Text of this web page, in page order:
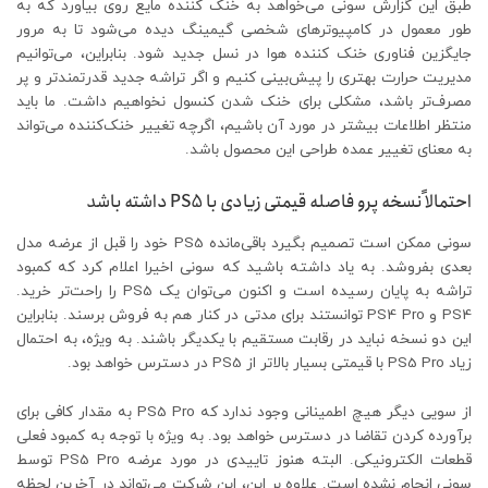
طبق این گزارش سونی می‌خواهد به خنک کننده مایع روی بیاورد که به
طور معمول در کامپیوترهای شخصی گیمینگ دیده می‌شود تا به مرور
جایگزین فناوری خنک کننده هوا در نسل جدید شود. بنابراین، می‌توانیم
مدیریت حرارت بهتری را پیش‌بینی کنیم و اگر تراشه جدید قدرتمندتر و پر
مصرف‌تر باشد، مشکلی برای خنک شدن کنسول نخواهیم داشت. ما باید
منتظر اطلاعات بیشتر در مورد آن باشیم، اگرچه تغییر خنک‌کننده می‌تواند
به معنای تغییر عمده طراحی این محصول باشد.
احتمالاً نسخه پرو فاصله قیمتی زیادی با PS5 داشته باشد
سونی ممکن است تصمیم بگیرد باقی‌مانده PS5 خود را قبل از عرضه مدل
بعدی بفروشد. به یاد داشته باشید که سونی اخیرا اعلام کرد که کمبود
تراشه به پایان رسیده است و اکنون می‌توان یک PS5 را راحت‌تر خرید.
PS4 و PS4 Pro توانستند برای مدتی در کنار هم به فروش برسند. بنابراین
این دو نسخه نباید در رقابت مستقیم با یکدیگر باشند. به ویژه، به احتمال
زیاد PS5 Pro با قیمتی بسیار بالاتر از PS5 در دسترس خواهد بود.
از سویی دیگر هیچ اطمینانی وجود ندارد که PS5 Pro به مقدار کافی برای
برآورده کردن تقاضا در دسترس خواهد بود. به ویژه با توجه به کمبود فعلی
قطعات الکترونیکی. البته هنوز تاییدی در مورد عرضه PS5 Pro توسط
سونی انجام نشده است. علاوه بر این، این شرکت می‌تواند در آخرین لحظه